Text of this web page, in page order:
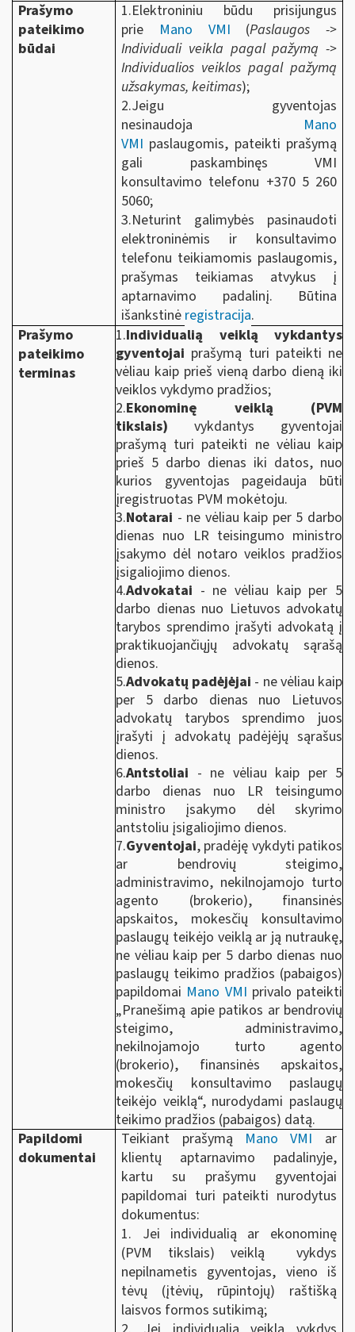
Prašymo
pateikimo
būdai
1.Elektroniniu būdu prisijungus
prie Mano VMI (Paslaugos ->
Individuali veikla pagal pažymą ->
Individualios veiklos pagal pažymą
užsakymas, keitimas);
2.Jeigu gyventojas
nesinaudoja Mano
VMI paslaugomis, pateikti prašymą
gali paskambinęs VMI
konsultavimo telefonu +370 5 260
5060;
3.Neturint galimybės pasinaudoti
elektroninėmis ir konsultavimo
telefonu teikiamomis paslaugomis,
prašymas teikiamas atvykus į
aptarnavimo padalinį. Būtina
išankstinė registracija.
Prašymo
pateikimo
terminas
1.Individualią veiklą vykdantys
gyventojai prašymą turi pateikti ne
vėliau kaip prieš vieną darbo dieną iki
veiklos vykdymo pradžios;
2.Ekonominę veiklą (PVM
tikslais) vykdantys gyventojai
prašymą turi pateikti ne vėliau kaip
prieš 5 darbo dienas iki datos, nuo
kurios gyventojas pageidauja būti
įregistruotas PVM mokėtoju.
3.Notarai - ne vėliau kaip per 5 darbo
dienas nuo LR teisingumo ministro
įsakymo dėl notaro veiklos pradžios
įsigaliojimo dienos.
4.Advokatai - ne vėliau kaip per 5
darbo dienas nuo Lietuvos advokatų
tarybos sprendimo įrašyti advokatą į
praktikuojančiųjų advokatų sąrašą
dienos.
5.Advokatų padėjėjai - ne vėliau kaip
per 5 darbo dienas nuo Lietuvos
advokatų tarybos sprendimo juos
įrašyti į advokatų padėjėjų sąrašus
dienos.
6.Antstoliai - ne vėliau kaip per 5
darbo dienas nuo LR teisingumo
ministro įsakymo dėl skyrimo
antstoliu įsigaliojimo dienos.
7.Gyventojai, pradėję vykdyti patikos
ar bendrovių steigimo,
administravimo, nekilnojamojo turto
agento (brokerio), finansinės
apskaitos, mokesčių konsultavimo
paslaugų teikėjo veiklą ar ją nutraukę,
ne vėliau kaip per 5 darbo dienas nuo
paslaugų teikimo pradžios (pabaigos)
papildomai Mano VMI privalo pateikti
„Pranešimą apie patikos ar bendrovių
steigimo, administravimo,
nekilnojamojo turto agento
(brokerio), finansinės apskaitos,
mokesčių konsultavimo paslaugų
teikėjo veiklą“, nurodydami paslaugų
teikimo pradžios (pabaigos) datą.
Papildomi
dokumentai
Teikiant prašymą Mano VMI ar
klientų aptarnavimo padalinyje,
kartu su prašymu gyventojai
papildomai turi pateikti nurodytus
dokumentus:
1. Jei individualią ar ekonominę
(PVM tikslais) veiklą vykdys
nepilnametis gyventojas, vieno iš
tėvų (įtėvių, rūpintojų) raštišką
laisvos formos sutikimą;